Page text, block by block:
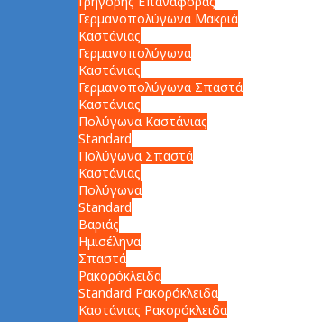
Γερμανοπολύγωνα Μακριά
Καστάνιας
Γερμανοπολύγωνα
Καστάνιας
Γερμανοπολύγωνα Σπαστά
Καστάνιας
Πολύγωνα Καστάνιας
Standard
Πολύγωνα Σπαστά
Καστάνιας
Πολύγωνα
Standard
Βαριάς
Ημισέληνα
Σπαστά
Ρακορόκλειδα
Standard Ρακορόκλειδα
Καστάνιας Ρακορόκλειδα